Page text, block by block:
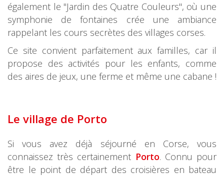
également le "Jardin des Quatre Couleurs", où une
symphonie de fontaines crée une ambiance
rappelant les cours secrètes des villages corses.
Ce site convient parfaitement aux familles, car il
propose des activités pour les enfants, comme
des aires de jeux, une ferme et même une cabane !
Le village de Porto
Si vous avez déjà séjourné en Corse, vous
connaissez très certainement Porto. Connu pour
être le point de départ des croisières en bateau